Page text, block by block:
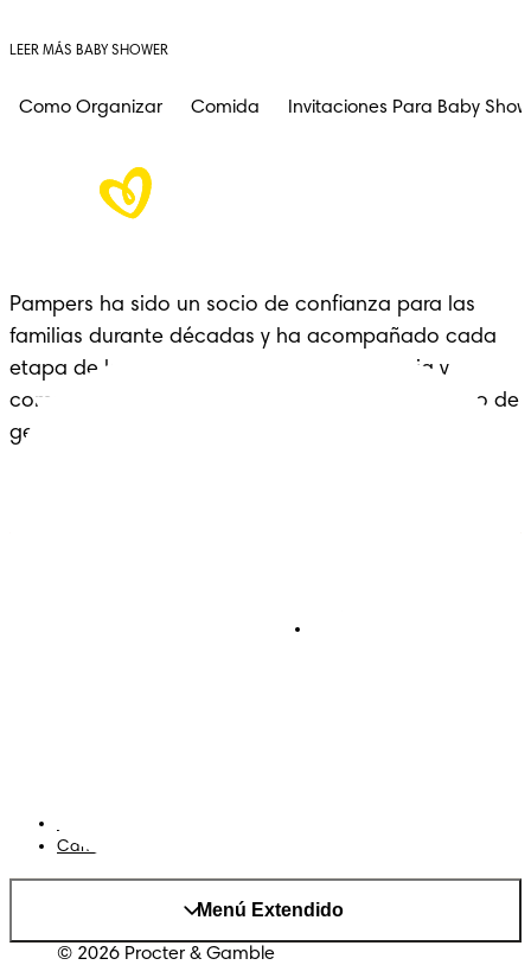
LEER MÁS BABY SHOWER
Como Organizar Comida Invitaciones Para Baby
Pampers ha sido un socio de confianza para las
familias durante décadas y ha acompañado cada
etapa de la crianza con cariño, experiencia y
comodidad: un legado que se extiende a lo largo de
generaciones.
Cambiar el país/region
Menú Extendido
© 2026 Procter & Gamble